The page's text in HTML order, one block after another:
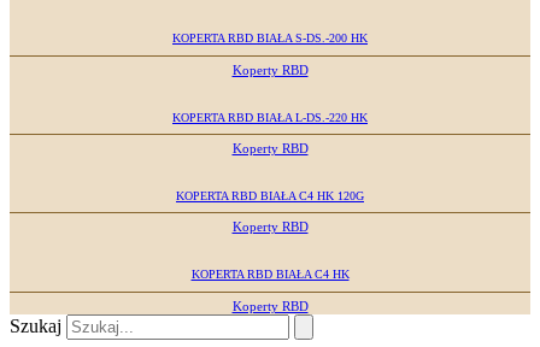
KOPERTA RBD BIAŁA S-DS.-200 HK
Koperty RBD
KOPERTA RBD BIAŁA L-DS.-220 HK
Koperty RBD
KOPERTA RBD BIAŁA C4 HK 120G
Koperty RBD
KOPERTA RBD BIAŁA C4 HK
Koperty RBD
Szukaj